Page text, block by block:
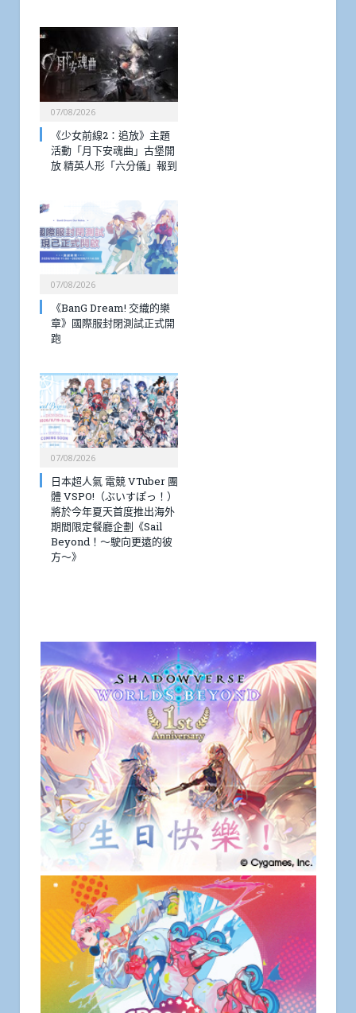
07/08/2026
《少女前線2：追放》主題
活動「月下安魂曲」古堡開
放 精英人形「六分儀」報到
07/08/2026
《BanG Dream! 交織的樂
章》國際服封閉測試正式開
跑
07/08/2026
日本超人氣 電競 VTuber 團
體 VSPO!（ぶいすぽっ！）
將於今年夏天首度推出海外
期間限定餐廳企劃《Sail
Beyond！～駛向更遠的彼
方～》